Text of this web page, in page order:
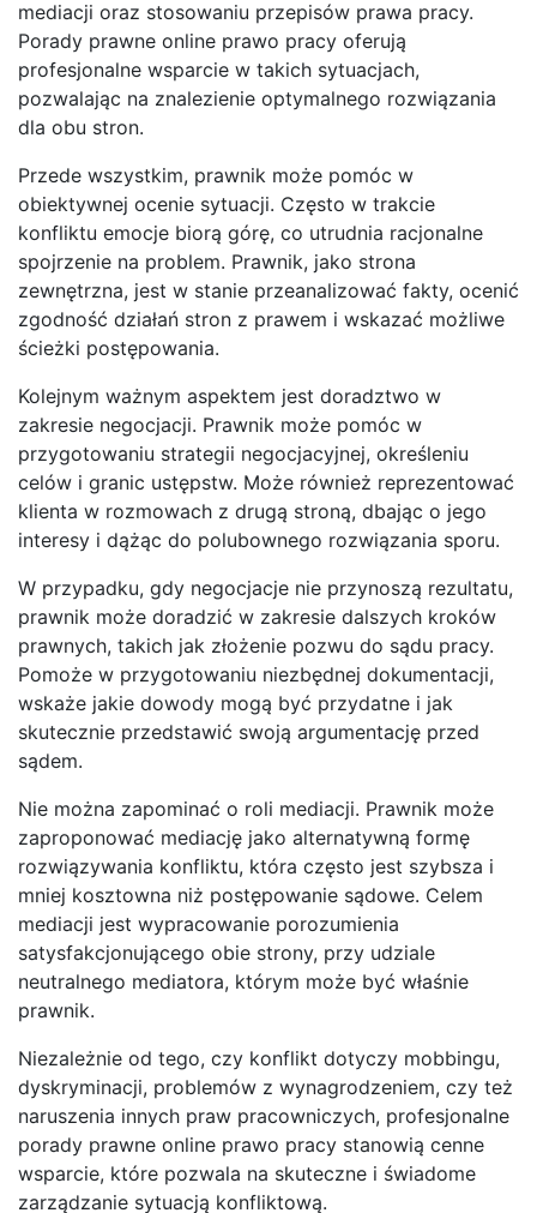
mediacji oraz stosowaniu przepisów prawa pracy.
Porady prawne online prawo pracy oferują
profesjonalne wsparcie w takich sytuacjach,
pozwalając na znalezienie optymalnego rozwiązania
dla obu stron.
Przede wszystkim, prawnik może pomóc w
obiektywnej ocenie sytuacji. Często w trakcie
konfliktu emocje biorą górę, co utrudnia racjonalne
spojrzenie na problem. Prawnik, jako strona
zewnętrzna, jest w stanie przeanalizować fakty, ocenić
zgodność działań stron z prawem i wskazać możliwe
ścieżki postępowania.
Kolejnym ważnym aspektem jest doradztwo w
zakresie negocjacji. Prawnik może pomóc w
przygotowaniu strategii negocjacyjnej, określeniu
celów i granic ustępstw. Może również reprezentować
klienta w rozmowach z drugą stroną, dbając o jego
interesy i dążąc do polubownego rozwiązania sporu.
W przypadku, gdy negocjacje nie przynoszą rezultatu,
prawnik może doradzić w zakresie dalszych kroków
prawnych, takich jak złożenie pozwu do sądu pracy.
Pomoże w przygotowaniu niezbędnej dokumentacji,
wskaże jakie dowody mogą być przydatne i jak
skutecznie przedstawić swoją argumentację przed
sądem.
Nie można zapominać o roli mediacji. Prawnik może
zaproponować mediację jako alternatywną formę
rozwiązywania konfliktu, która często jest szybsza i
mniej kosztowna niż postępowanie sądowe. Celem
mediacji jest wypracowanie porozumienia
satysfakcjonującego obie strony, przy udziale
neutralnego mediatora, którym może być właśnie
prawnik.
Niezależnie od tego, czy konflikt dotyczy mobbingu,
dyskryminacji, problemów z wynagrodzeniem, czy też
naruszenia innych praw pracowniczych, profesjonalne
porady prawne online prawo pracy stanowią cenne
wsparcie, które pozwala na skuteczne i świadome
zarządzanie sytuacją konfliktową.